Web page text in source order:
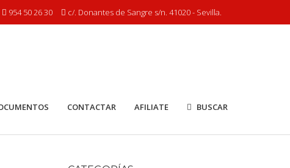
954 50 26 30 c/. Donantes de Sangre s/n. 41020 - Sevilla.
CONTACTAR AFILIATE BUSCAR